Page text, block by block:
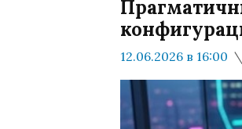
12.06.2026 в 16:00